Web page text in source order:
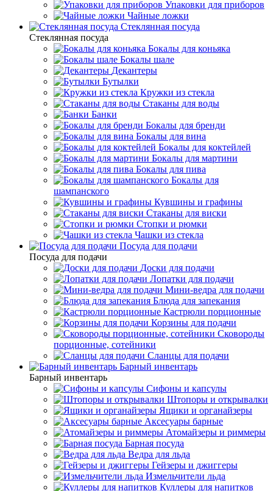
Упаковки для приборов
Чайные ложки
Стеклянная посуда
Стеклянная посуда
Бокалы для коньяка
Бокалы шале
Декантеры
Бутылки
Кружки из стекла
Стаканы для воды
Банки
Бокалы для бренди
Бокалы для вина
Бокалы для коктейлей
Бокалы для мартини
Бокалы для пива
Бокалы для
шампанского
Кувшины и графины
Стаканы для виски
Стопки и рюмки
Чашки из стекла
Посуда для подачи
Посуда для подачи
Доски для подачи
Лопатки для подачи
Мини-ведра для подачи
Блюда для запекания
Кастрюли порционные
Корзины для подачи
Сковороды
порционные, сотейники
Сланцы для подачи
Барный инвентарь
Барный инвентарь
Сифоны и капсулы
Штопоры и открывалки
Ящики и органайзеры
Аксесуары барные
Атомайзеры и риммеры
Барная посуда
Ведра для льда
Гейзеры и джиггеры
Измельчители льда
Куллеры для напитков